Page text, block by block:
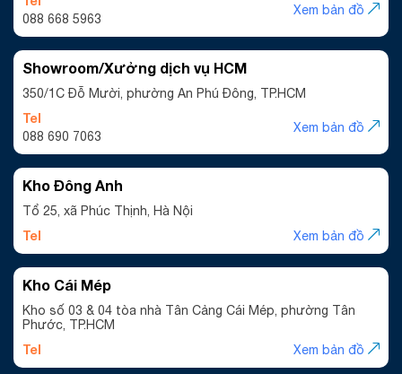
088 668 5963
Xem bản đồ
Showroom/Xưởng dịch vụ HCM
350/1C Đỗ Mười, phường An Phú Đông, TP.HCM
Tel
088 690 7063
Xem bản đồ
Kho Đông Anh
Tổ 25, xã Phúc Thịnh, Hà Nội
Tel Xem bản đồ
Kho Cái Mép
Kho số 03 & 04 tòa nhà Tân Cảng Cái Mép, phường Tân
Phước, TP.HCM
Tel Xem bản đồ